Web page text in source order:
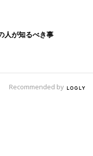
人が知るべき事
Recommended by